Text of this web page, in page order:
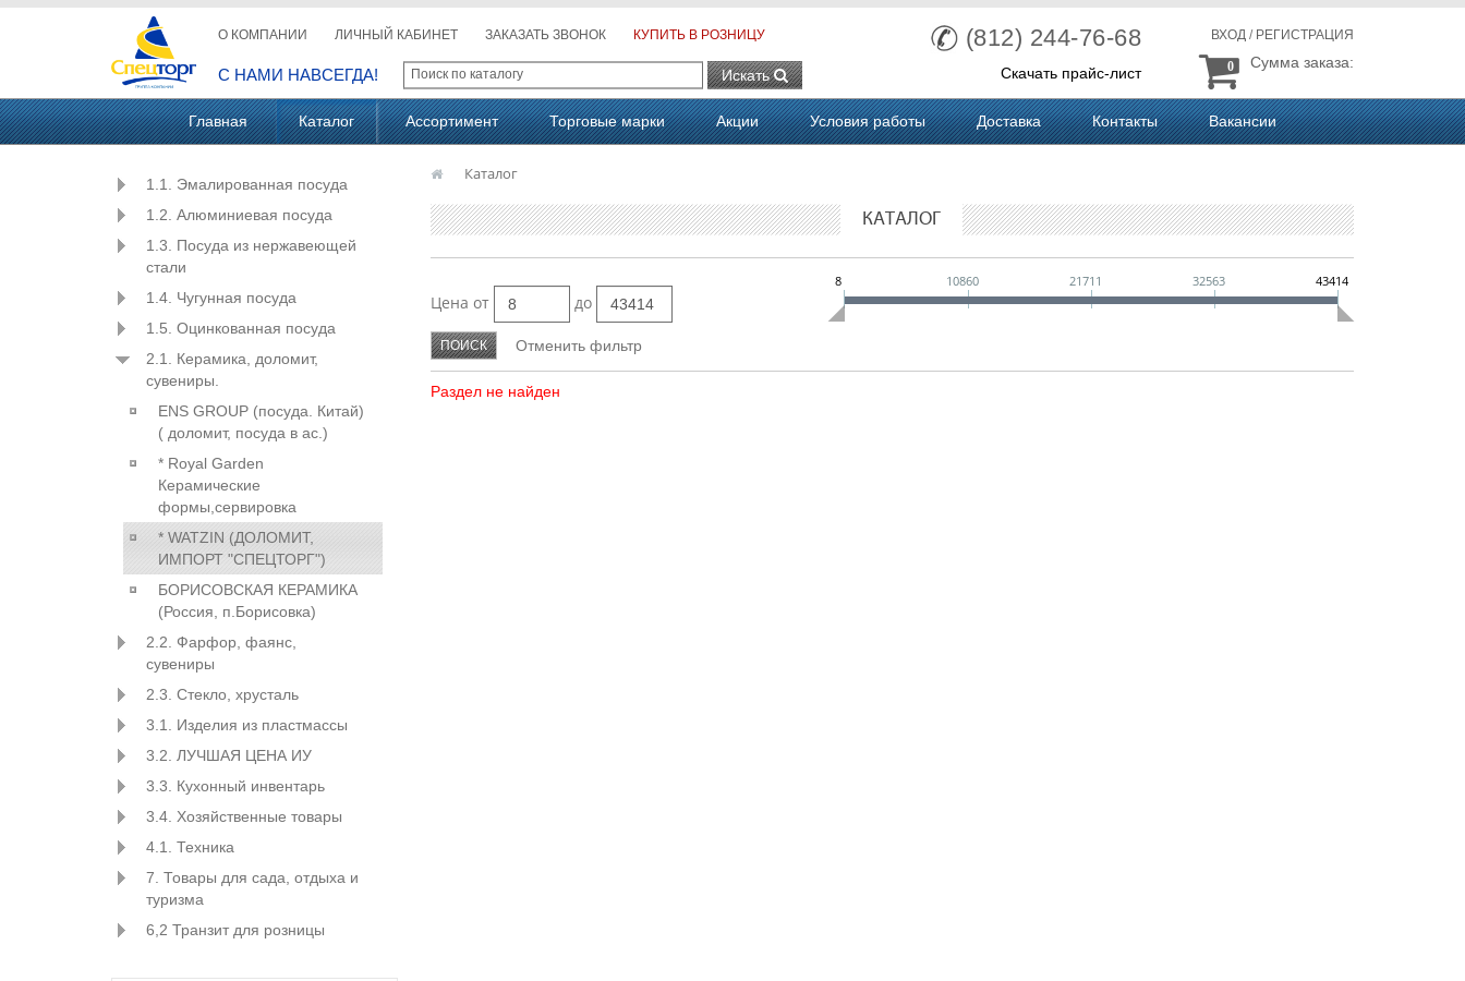
О КОМПАНИИ ЛИЧНЫЙ КАБИНЕТ ЗАКАЗАТЬ ЗВОНОК КУПИТЬ В РОЗНИЦУ
С НАМИ НАВСЕГДА! Искать
(812) 244-76-68
Скачать прайс-лист
ВХОД / РЕГИСТРАЦИЯ
Сумма заказа:
0
Главная Каталог Ассортимент Торговые марки Акции Условия работы Доставка Контакты Вакансии
1.1. Эмалированная посуда
1.2. Алюминиевая посуда
1.3. Посуда из нержавеющей
стали
1.4. Чугунная посуда
1.5. Оцинкованная посуда
2.1. Керамика, доломит,
сувениры.
ENS GROUP (посуда. Китай)
( доломит, посуда в ас.)
* Royal Garden
Керамические
формы,сервировка
* WATZIN (ДОЛОМИТ,
ИМПОРТ "СПЕЦТОРГ")
БОРИСОВСКАЯ КЕРАМИКА
(Россия, п.Борисовка)
2.2. Фарфор, фаянс,
сувениры
2.3. Стекло, хрусталь
3.1. Изделия из пластмассы
3.2. ЛУЧШАЯ ЦЕНА ИУ
3.3. Кухонный инвентарь
3.4. Хозяйственные товары
4.1. Техника
7. Товары для сада, отдыха и
туризма
6,2 Транзит для розницы
Каталог
КАТАЛОГ
Цена от до
8 10860 21711 32563 43414
Раздел не найден